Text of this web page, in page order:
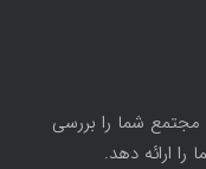
شما را بررسی
ارائه دهد.